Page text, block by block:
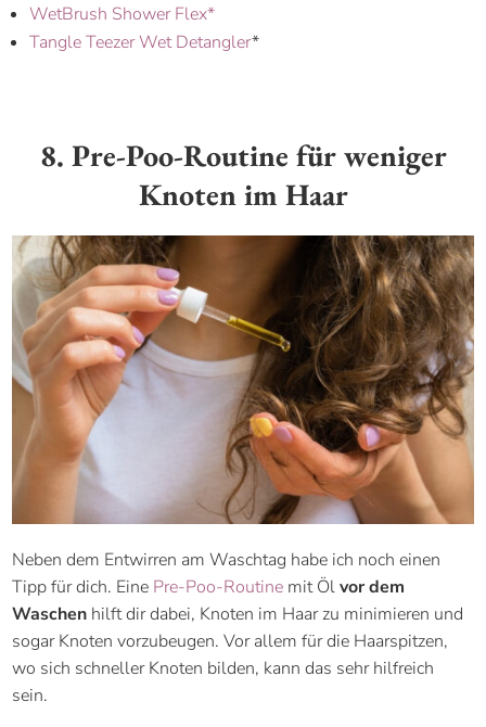
WetBrush Shower Flex*
Tangle Teezer Wet Detangler*
8. Pre-Poo-Routine für weniger
Knoten im Haar
Neben dem Entwirren am Waschtag habe ich noch einen
Tipp für dich. Eine Pre-Poo-Routine mit Ölvor dem
Waschen hilft dir dabei, Knoten im Haar zu minimieren und
sogar Knoten vorzubeugen. Vor allem für die Haarspitzen,
wo sich schneller Knoten bilden, kann das sehr hilfreich
sein.